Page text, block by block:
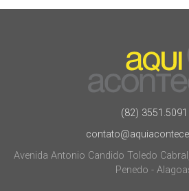
(82) 3551.5091
Avenida Antonio Candido Toledo
Penedo -